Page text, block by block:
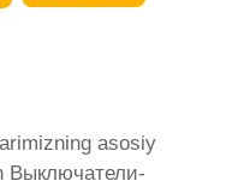
asosiy
Выключатели-